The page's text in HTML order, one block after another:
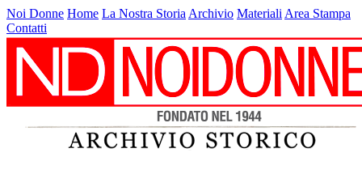
Noi Donne Home La Nostra Storia Archivio Materiali Area Stampa
Contatti